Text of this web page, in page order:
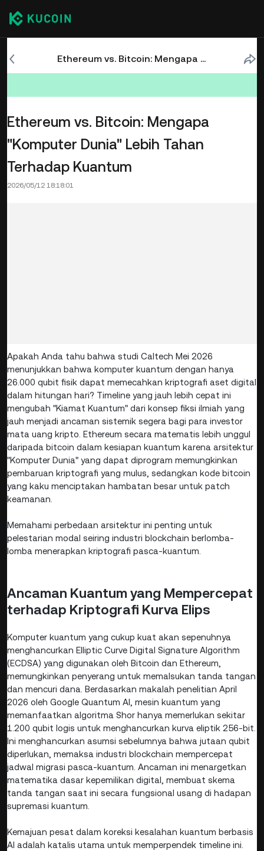
Ethereum vs. Bitcoin: Mengapa "Komputer Dunia" Lebih Tahan Terhadap Kuantum
Ethereum vs. Bitcoin: Mengapa
"Komputer Dunia" Lebih Tahan
Terhadap Kuantum
2026/05/12 18:18:01
Apakah Anda tahu bahwa studi Caltech Mei 2026
menunjukkan bahwa komputer kuantum dengan hanya
26.000 qubit fisik dapat memecahkan kriptografi aset digital
dalam hitungan hari? Timeline yang jauh lebih cepat ini
mengubah "Kiamat Kuantum" dari konsep fiksi ilmiah yang
jauh menjadi ancaman sistemik segera bagi para investor
mata uang kripto. Ethereum secara matematis lebih unggul
daripada bitcoin dalam kesiapan kuantum karena arsitektur
"Komputer Dunia" yang dapat diprogram memungkinkan
pembaruan kriptografi yang mulus, sedangkan kode bitcoin
yang kaku menciptakan hambatan besar untuk patch
keamanan.
Memahami perbedaan arsitektur ini penting untuk
pelestarian modal seiring industri blockchain berlomba-
lomba menerapkan kriptografi pasca-kuantum.
Ancaman Kuantum yang Mempercepat
terhadap Kriptografi Kurva Elips
Komputer kuantum yang cukup kuat akan sepenuhnya
menghancurkan Elliptic Curve Digital Signature Algorithm
(ECDSA) yang digunakan oleh Bitcoin dan Ethereum,
memungkinkan penyerang untuk memalsukan tanda tangan
dan mencuri dana. Berdasarkan makalah penelitian April
2026 oleh Google Quantum AI, mesin kuantum yang
memanfaatkan algoritma Shor hanya memerlukan sekitar
1.200 qubit logis untuk menghancurkan kurva eliptik 256-bit.
Ini menghancurkan asumsi sebelumnya bahwa jutaan qubit
diperlukan, memaksa industri blockchain mempercepat
jadwal migrasi pasca-kuantum. Ancaman ini menargetkan
matematika dasar kepemilikan digital, membuat skema
tanda tangan saat ini secara fungsional usang di hadapan
supremasi kuantum.
Kemajuan pesat dalam koreksi kesalahan kuantum berbasis
AI adalah katalis utama untuk memperpendek timeline ini.